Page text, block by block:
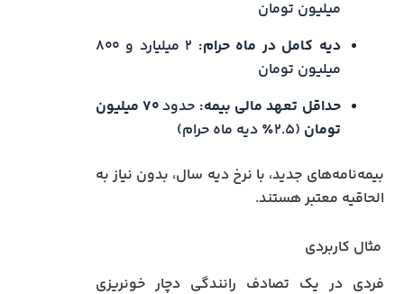
میلیون تومان
دیه کامل در ماه حرام:
۲ میلیارد و ۸۰۰
میلیون تومان
حداقل تعهد مالی بیمه: حدود۷۰ میلیون
تومان (۲.۵٪ دیه ماه حرام)
بیمه‌نامه‌های جدید، با نرخ دیه سال، بدون نیاز به
الحاقیه معتبر هستند.
مثال کاربردی
فردی در یک تصادف رانندگی دچار خونریزی